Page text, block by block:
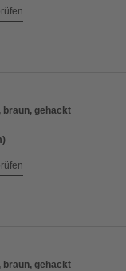
braun, gehackt
braun, gehackt